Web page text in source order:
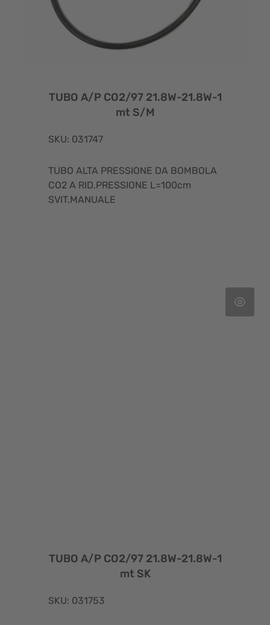
TUBO A/P CO2/97 21.8W-21.8W-1
mt S/M
SKU: 031747
TUBO ALTA PRESSIONE DA BOMBOLA
CO2 A RID.PRESSIONE L=100cm
SVIT.MANUALE
TUBO A/P CO2/97 21.8W-21.8W-1
mt SK
SKU: 031753